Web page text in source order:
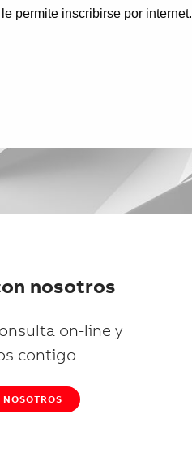
permite inscribirse por internet.
nosotros
on-line y
contigo